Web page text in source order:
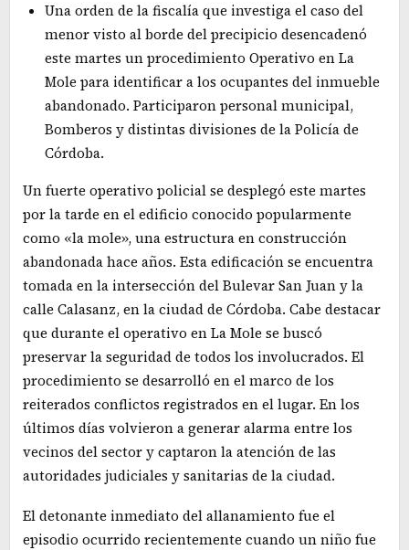
Una orden de la fiscalía que investiga el caso del
menor visto al borde del precipicio desencadenó
este martes un procedimiento Operativo en La
Mole para identificar a los ocupantes del inmueble
abandonado. Participaron personal municipal,
Bomberos y distintas divisiones de la Policía de
Córdoba.
Un fuerte operativo policial se desplegó este martes
por la tarde en el edificio conocido popularmente
como «la mole», una estructura en construcción
abandonada hace años. Esta edificación se encuentra
tomada en la intersección del Bulevar San Juan y la
calle Calasanz, en la ciudad de Córdoba. Cabe destacar
que durante el operativo en La Mole se buscó
preservar la seguridad de todos los involucrados. El
procedimiento se desarrolló en el marco de los
reiterados conflictos registrados en el lugar. En los
últimos días volvieron a generar alarma entre los
vecinos del sector y captaron la atención de las
autoridades judiciales y sanitarias de la ciudad.
El detonante inmediato del allanamiento fue el
episodio ocurrido recientemente cuando un niño fue